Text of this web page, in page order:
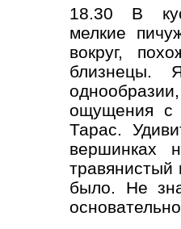
18.30 В
мелкие
вокруг,
близнецы.
ощущения с
Тарас.
вершинках
было. Не